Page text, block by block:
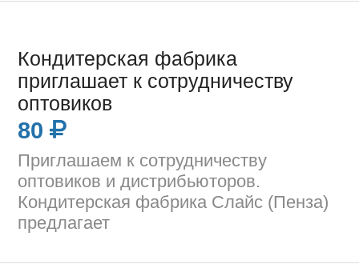
Кондитерская фабрика
приглашает к сотрудничеству
оптовиков
80
Приглашаем к сотрудничеству
оптовиков и дистрибьюторов.
Кондитерская фабрика Слайс (Пенза)
предлагает